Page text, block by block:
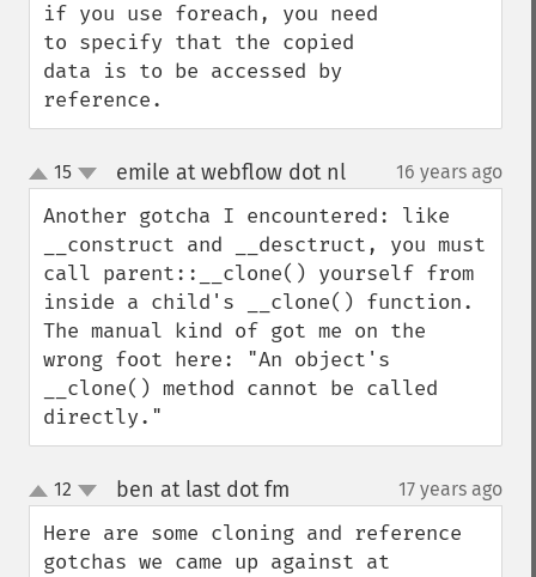
if you use foreach, you need
to specify that the copied
data is to be accessed by
reference.
up
down
15 emile at webflow dot nl¶ 16 years ago
Another gotcha I encountered: like
__construct and __desctruct, you must
call parent::__clone() yourself from
inside a child's __clone() function.
The manual kind of got me on the
wrong foot here: "An object's
__clone() method cannot be called
directly."
up
down
12 ben at last dot fm 17 years ago
Here are some cloning and reference
gotchas we came up against at